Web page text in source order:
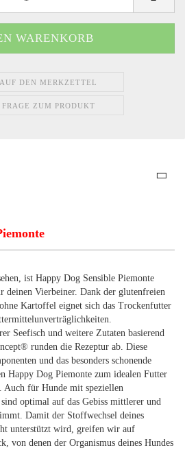
AUF DEN MERKZETTEL
FRAGE ZUM PRODUKT
ist Happy Dog Sensible Piemonte
deinen Vierbeiner. Dank der glutenfreien
Kartoffel eignet sich das Trockenfutter
Seefisch und weitere Zutaten basierend
runden die Rezeptur ab. Diese
und das besonders schonende
Happy Dog Piemonte zum idealen Futter
Auch für Hunde mit speziellen
optimal auf das Gebiss mittlerer und
Damit der Stoffwechsel deines
unterstützt wird, greifen wir auf
von denen der Organismus deines Hundes